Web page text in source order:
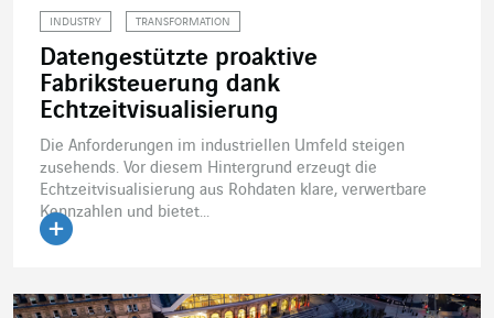
INDUSTRY TRANSFORMATION
Datengestützte proaktive
Fabriksteuerung dank
Echtzeitvisualisierung
Die Anforderungen im industriellen Umfeld steigen
zusehends. Vor diesem Hintergrund erzeugt die
Echtzeitvisualisierung aus Rohdaten klare, verwertbare
Kennzahlen und bietet...